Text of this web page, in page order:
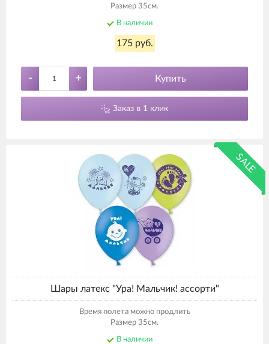
Размер 35см.
В наличии
175 руб.
- + Купить
Заказ в 1 клик
SALE
Шары латекс "Ура! Мальчик! ассорти"
Время полета можно продлить
Размер 35см.
В наличии